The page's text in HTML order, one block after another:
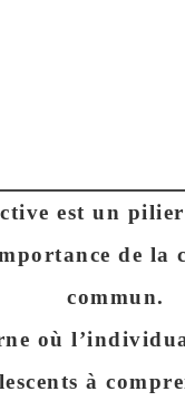
est un
de la
commun.
où
à